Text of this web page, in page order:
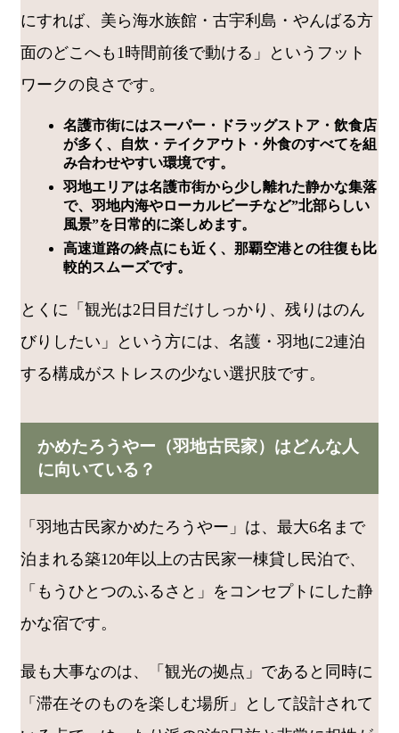
にすれば、美ら海水族館・古宇利島・やんばる方
面のどこへも1時間前後で動ける」というフット
ワークの良さです。
名護市街にはスーパー・ドラッグストア・飲食店
が多く、自炊・テイクアウト・外食のすべてを組
み合わせやすい環境です。
羽地エリアは名護市街から少し離れた静かな集落
で、羽地内海やローカルビーチなど”北部らしい
風景”を日常的に楽しめます。
高速道路の終点にも近く、那覇空港との往復も比
較的スムーズです。
とくに「観光は2日目だけしっかり、残りはのん
びりしたい」という方には、名護・羽地に2連泊
する構成がストレスの少ない選択肢です。
かめたろうやー（羽地古民家）はどんな人
に向いている？
「羽地古民家かめたろうやー」は、最大6名まで
泊まれる築120年以上の古民家一棟貸し民泊で、
「もうひとつのふるさと」をコンセプトにした静
かな宿です。
最も大事なのは、「観光の拠点」であると同時に
「滞在そのものを楽しむ場所」として設計されて